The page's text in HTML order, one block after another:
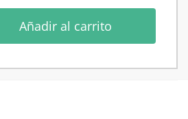
Añadir al carrito